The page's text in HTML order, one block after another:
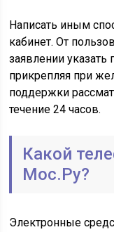
Написать иным
кабинет. От
заявлении
прикрепляя при
поддержки
течение 24 часов.
Какой
Мос.Ру?
Электронные